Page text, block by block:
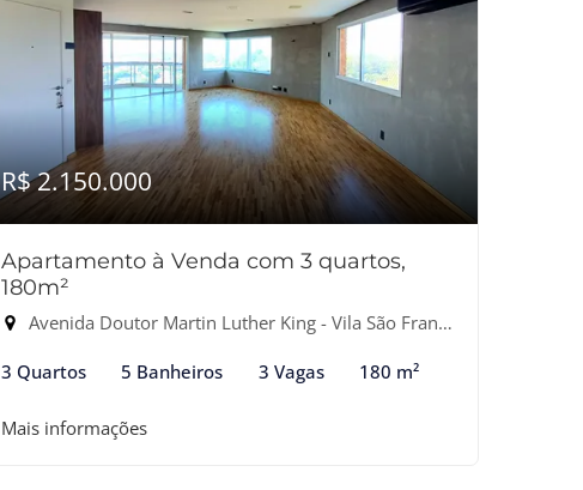
R$ 2.150.000
Apartamento à Venda com 3 quartos,
180m²
Avenida Doutor Martin Luther King - Vila São Francisco, Osasco-SP
3 Quartos 5 Banheiros 3 Vagas 180 m²
Mais informações